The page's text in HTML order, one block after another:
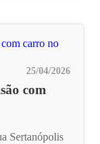
25/04/2026
com
Sertanópolis